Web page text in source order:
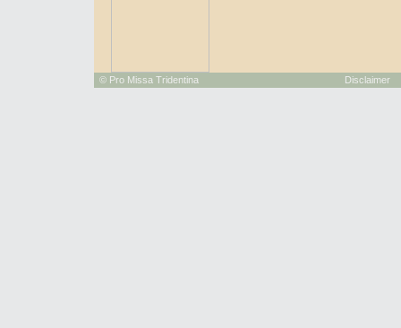
© Pro Missa Tridentina Disclaimer